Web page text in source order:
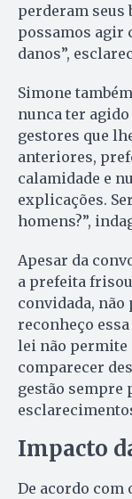
perderam seus
possamos agir
danos”,
Simone
nunca ter
gestores que
anteriores,
calamidade e
explicações.
homens?”,
Apesar da
a prefeita
convidada, não
reconheço
lei não permite
comparecer
gestão sempre
Impacto
De acordo com